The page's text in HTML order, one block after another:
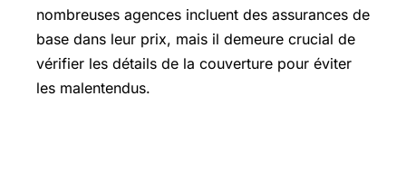
nombreuses agences incluent des assurances de
base dans leur prix, mais il demeure crucial de
vérifier les détails de la couverture pour éviter
les malentendus.